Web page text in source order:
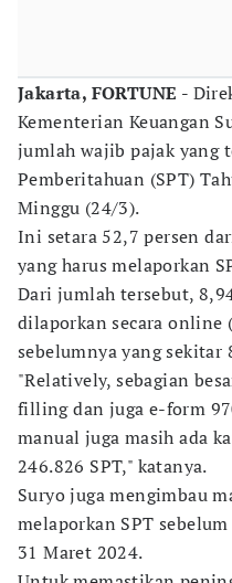
Jakarta, FORTUNE -
Kementerian Keuangan
jumlah wajib pajak yang
Pemberitahuan (SPT)
Minggu (24/3).
Ini setara 52,7 persen
yang harus melaporkan
Dari jumlah tersebut,
dilaporkan secara
sebelumnya yang sekitar
"Relatively, sebagian
filling dan juga e-form
manual juga masih ada
246.826 SPT," katanya.
Suryo juga mengimbau
melaporkan SPT
31 Maret 2024.